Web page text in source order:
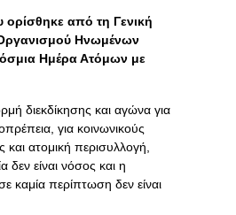
ορίσθηκε από τη Γενική
Ηνωμένων
Ημέρα Ατόμων με
διεκδίκησης και αγώνα για
για κοινωνικούς
ατομική περισυλλογή,
είναι νόσος και η
καμία περίπτωση δεν είναι